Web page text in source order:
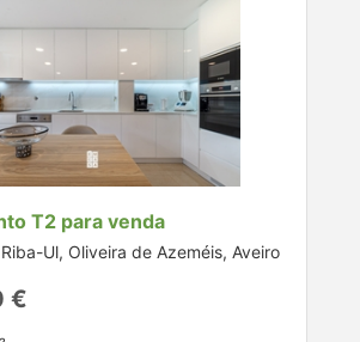
T2 para venda
Ul, Oliveira de Azeméis, Aveiro
€